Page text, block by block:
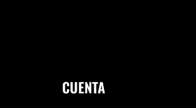
CUENTA